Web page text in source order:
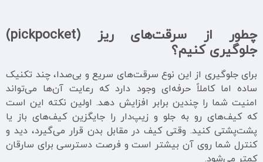
چطور از سرقت‌های ریز (pickpocket
)
جلوگیری کنیم؟
برای جلوگیری از این نوع سرقت‌های سریع و بی‌صدا، چند تکنیک
ساده اما کاملاً حرفه‌ای وجود دارد که رعایت آن‌ها می‌تواند
امنیت شما را چندین برابر افزایش دهد. اولین نکته این است
که کیف‌های رو به جلو و زیپ‌دار را جایگزین کیف‌های باز یا
پشت‌پشتی کنید. وقتی کیف در مقابل بدن قرار می‌گیرد، دید و
کنترل شما روی آن بیشتر است و فرصت دسترسی برای سارقان
کمتر می‌شود.